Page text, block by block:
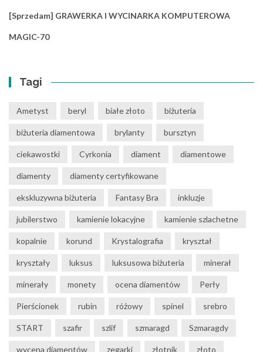
[Sprzedam] GRAWERKA I WYCINARKA KOMPUTEROWA
MAGIC-70
Tagi
Ametyst beryl białe złoto biżuteria
biżuteria diamentowa brylanty bursztyn
ciekawostki Cyrkonia diament diamentowe
diamenty diamenty certyfikowane
ekskluzywna biżuteria Fantasy Bra inkluzje
jubilerstwo kamienie lokacyjne kamienie szlachetne
kopalnie korund Krystalografia kryształ
kryształy luksus luksusowa biżuteria minerał
minerały monety ocena diamentów Perły
Pierścionek rubin różowy spinel srebro
START szafir szlif szmaragd Szmaragdy
wycena diamentów zegarki złotnik złoto